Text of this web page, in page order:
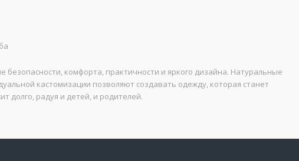
комфорта, практичности и яркого дизайна. Натуральные
кастомизации позволяют создавать одежду, которая станет
долго, радуя и детей, и родителей.